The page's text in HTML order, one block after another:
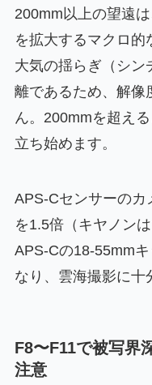
200mm以上の望遠
を拡大するマクロ的
大気の揺らぎ（シン
離であるため、解像
ん。200mmを超え
立ち始めます。
APS-Cセンサーの
を1.5倍（キヤノン
APS-Cの18-55mm
なり、雲海撮影に十
F8〜F11で被写
注意